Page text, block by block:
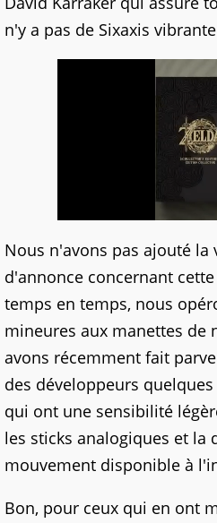
n'y a pas de Sixaxis
Nous n'avons pas ajouté la
d'annonce concernant
temps en temps, nous
mineures aux manettes de
avons récemment fait
des développeurs
qui ont une sensibilité
les sticks analogiques et la
mouvement disponible à
Bon, pour ceux qui en ont